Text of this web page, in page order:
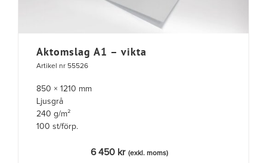
Aktomslag A1 – vikta
Artikel nr 55526
850 × 1210 mm
Ljusgrå
240 g/m²
100 st/förp.
6 450 kr (exkl. moms)